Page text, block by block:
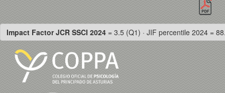
Impact Factor JCR SSCI 2024 = 3.5 (Q1) · JIF percentile 2024 =